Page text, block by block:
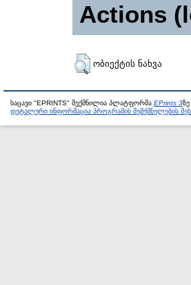
Actions
ობიექტის ნახვა
საცავი "EPRINTS" შექმნილია პლატფორმა EPrints 3
დეტალური ინფორმაცია პროგრამის შემქმნელების